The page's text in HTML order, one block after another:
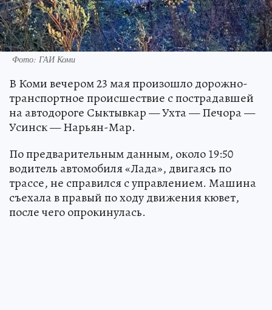
Фото: ГАИ Коми
В Коми вечером 23 мая произошло дорожно-
транспортное происшествие с пострадавшей
на автодороге Сыктывкар — Ухта — Печора —
Усинск — Нарьян-Мар.
По предварительным данным, около 19:50
водитель автомобиля «Лада», двигаясь по
трассе, не справился с управлением. Машина
съехала в правый по ходу движения кювет,
после чего опрокинулась.